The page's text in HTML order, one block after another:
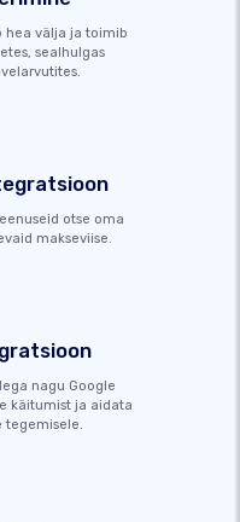
hea välja ja toimib
sealhulgas
otse oma
makseviise.
nagu Google
käitumist ja aidata
tegemisele.